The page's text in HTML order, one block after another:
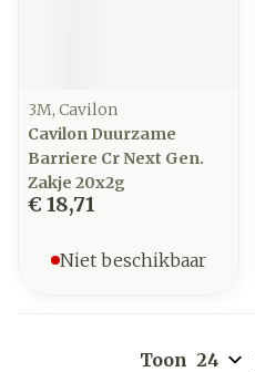
3M, Cavilon
Cavilon Duurzame
Barriere Cr Next Gen.
Zakje 20x2g
€ 18,71
Niet beschikbaar
Toon